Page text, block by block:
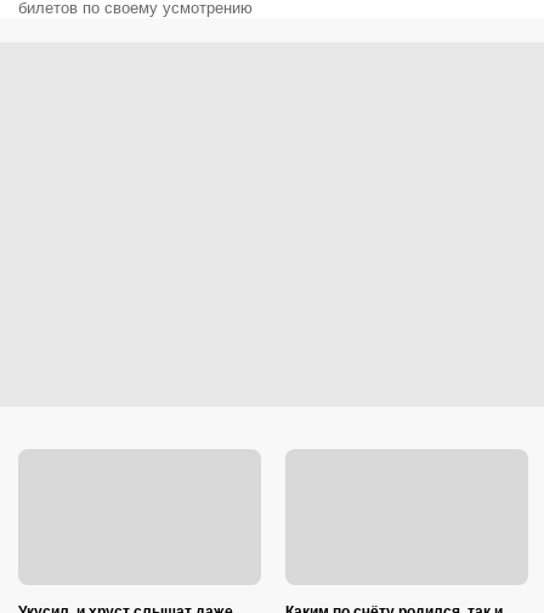
билетов по своему усмотрению